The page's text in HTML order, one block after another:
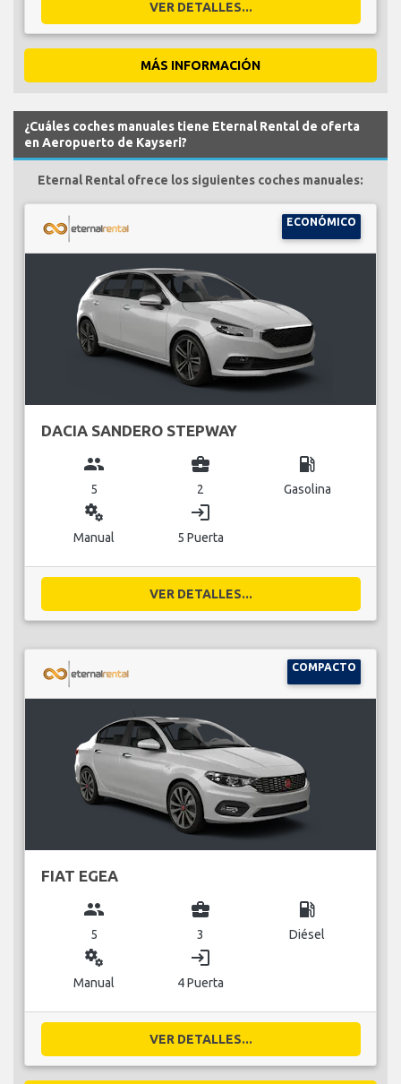
VER DETALLES...
MÁS INFORMACIÓN
¿Cuáles coches manuales tiene Eternal Rental de oferta
en Aeropuerto de Kayseri?
Eternal Rental ofrece los siguientes coches manuales:
ECONÓMICO
DACIA SANDERO STEPWAY
group
5
business_center
2
local_gas_station
Gasolina
miscellaneous_services
Manual
login
5 Puerta
VER DETALLES...
COMPACTO
FIAT EGEA
group
5
business_center
3
local_gas_station
Diésel
miscellaneous_services
Manual
login
4 Puerta
VER DETALLES...